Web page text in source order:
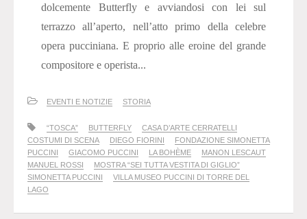
dolcemente Butterfly e avviandosi con lei sul
terrazzo all’aperto, nell’atto primo della celebre
opera pucciniana. E proprio alle eroine del grande
compositore e operista...
EVENTI E NOTIZIE STORIA
“TOSCA” BUTTERFLY
CASA D’ARTE CERRATELLI
COSTUMI DI SCENA
DIEGO FIORINI
FONDAZIONE SIMONETTA
PUCCINI
GIACOMO PUCCINI LA BOHÈME
MANON LESCAUT
MANUEL ROSSI
MOSTRA “SEI TUTTA VESTITA DI GIGLIO”
SIMONETTA PUCCINI
VILLA MUSEO PUCCINI DI TORRE DEL
LAGO